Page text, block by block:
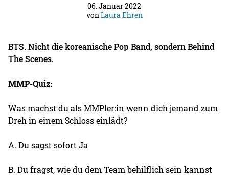
06. Januar 2022
vonLaura Ehren
BTS. Nicht die koreanische Pop Band, sondern Behind
The Scenes.
MMP-Quiz:
Was machst du als MMPler:in wenn dich jemand zum
Dreh in einem Schloss einlädt?
A. Du sagst sofort Ja
B. Du fragst, wie du dem Team behilflich sein kannst